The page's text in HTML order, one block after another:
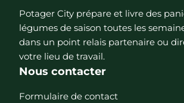
Potager City prépare et livre des
légumes de saison toutes les
dans un point relais partenaire ou
votre lieu de travail.
Nous contacter
Formulaire de contact